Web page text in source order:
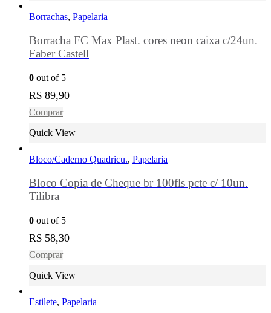
Borrachas, Papelaria
Borracha FC Max Plast. cores neon caixa c/24un.
Faber Castell
0 out of 5
R$ 89,90
Comprar
Quick View
Bloco/Caderno Quadricu., Papelaria
Bloco Copia de Cheque br 100fls pcte c/ 10un.
Tilibra
0 out of 5
R$ 58,30
Comprar
Quick View
Estilete, Papelaria